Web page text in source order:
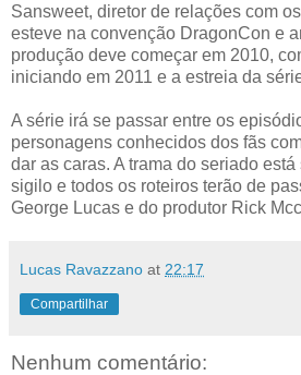
Sansweet, diretor de relações com
esteve na convenção DragonCon e
produção deve começar em 2010,
iniciando em 2011 e a estreia da
A série irá se passar entre os
personagens conhecidos dos fãs
dar as caras. A trama do seriado
sigilo e todos os roteiros terão de
George Lucas e do produtor Rick
Lucas Ravazzano at 22:17
Compartilhar
Nenhum comentário: